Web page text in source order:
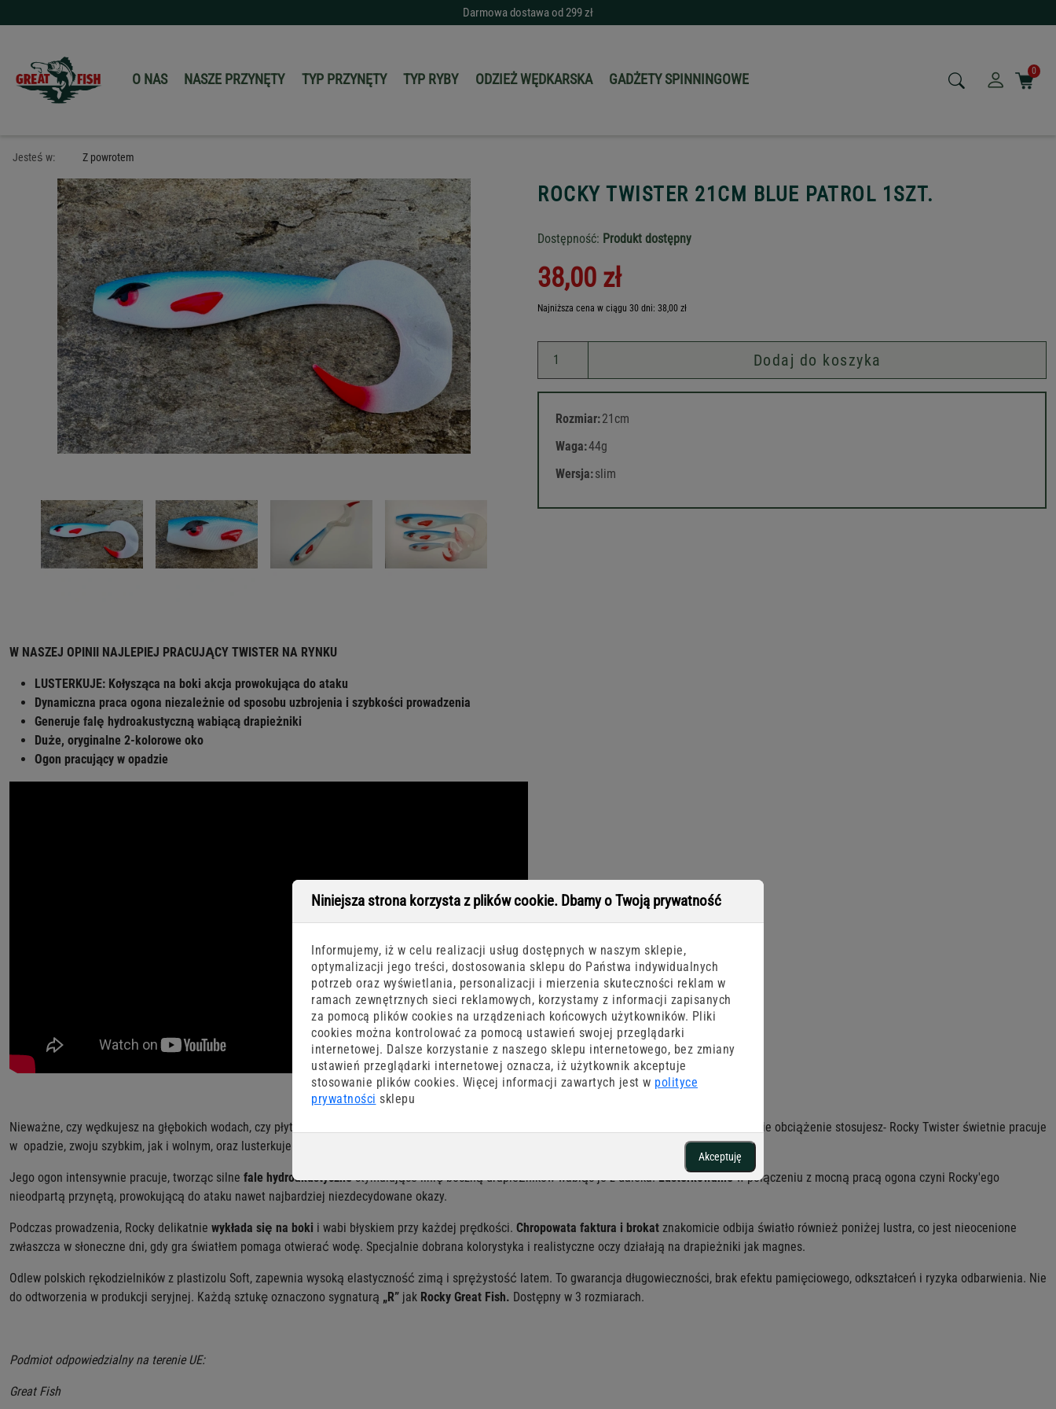
Darmowa dostawa od 299 zł
O NAS NASZE PRZYNĘTY TYP PRZYNĘTY TYP RYBY ODZIEŻ WĘDKARSKA GADŻETY SPINNINGOWE 0
Niniejsza strona korzysta z plików cookie. Dbamy o Twoją prywatność
Informujemy, iż w celu realizacji usług dostępnych w naszym sklepie,
optymalizacji jego treści, dostosowania sklepu do Państwa indywidualnych
potrzeb oraz wyświetlania, personalizacji i mierzenia skuteczności reklam w
ramach zewnętrznych sieci reklamowych, korzystamy z informacji zapisanych
za pomocą plików cookies na urządzeniach końcowych użytkowników. Pliki
cookies można kontrolować za pomocą ustawień swojej przeglądarki
internetowej. Dalsze korzystanie z naszego sklepu internetowego, bez zmiany
ustawień przeglądarki internetowej oznacza, iż użytkownik akceptuje
stosowanie plików cookies. Więcej informacji zawartych jest w polityce
prywatności sklepu
Akceptuję
Jesteś w: Z powrotem
ROCKY TWISTER 21CM BLUE PATROL 1SZT.
Dostępność: Produkt dostępny
38,00 zł
Najniższa cena w ciągu 30 dni: 38,00 zł
Dodaj do koszyka
Rozmiar:21cm
Waga:44g
Wersja:slim
W NASZEJ OPINII NAJLEPIEJ PRACUJĄCY TWISTER NA RYNKU
LUSTERKUJE: Kołysząca na boki akcja prowokująca do ataku
Dynamiczna praca ogona niezależnie od sposobu uzbrojenia i szybkości prowadzenia
Generuje falę hydroakustyczną wabiącą drapieżniki
Duże, oryginalne 2-kolorowe oko
Ogon pracujący w opadzie
Nieważne, czy wędkujesz na głębokich wodach, czy płytkich stawikach, nieważne czy preferujesz szybkie czy wolne prowadzenie, nieważne czy i jakie obciążenie stosujesz- Rocky Twister świetnie pracuje
w opadzie, zwoju szybkim, jak i wolnym, oraz lusterkuje na boki, co sprawia, że w naszej opinii jest najlepszą przynętą tego typu dostępną na rynku.
Jego ogon intensywnie pracuje, tworząc silne fale hydroakustycznestymulujące linię boczną drapieżników wabiąc je z daleka.Lusterkowaniew połączeniu z mocną pracą ogona czyni Rocky'ego
nieodpartą przynętą, prowokującą do ataku nawet najbardziej niezdecydowane okazy.
Podczas prowadzenia, Rocky delikatnie wykłada się na boki i wabi błyskiem przy każdej prędkości. Chropowata faktura i brokat znakomicie odbija światło również poniżej lustra, co jest nieocenione
zwłaszcza w słoneczne dni, gdy gra światłem pomaga otwierać wodę. Specjalnie dobrana kolorystyka i realistyczne oczy działają na drapieżniki jak magnes.
Odlew polskich rękodzielników z plastizolu Soft, zapewnia wysoką elastyczność zimą i sprężystość latem. To gwarancja długowieczności, brak efektu pamięciowego, odkształceń i ryzyka odbarwienia. Nie
do odtworzenia w produkcji seryjnej. Każdą sztukę oznaczono sygnaturą „R” jak Rocky Great Fish. Dostępny w 3 rozmiarach.
Podmiot odpowiedzialny na terenie UE:
Great Fish